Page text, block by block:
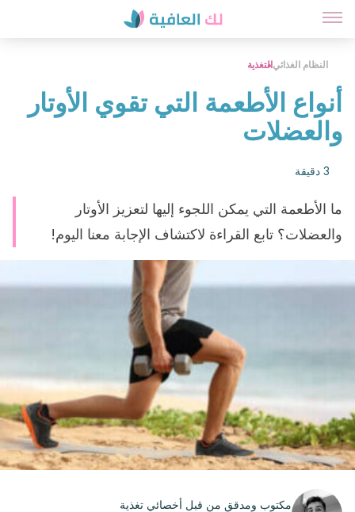
النظام الغذائيالتغذية
أنواع الأطعمة التي تقوي الأوتار
والعضلات
3 دقيقة
ما الأطعمة التي يمكن اللجوء إليها لتعزيز الأوتار
والعضلات؟ تابع القراءة لاكتشاف الإجابة معنا اليوم!
مكتوب ومدقق من قبل أخصائي تغذية